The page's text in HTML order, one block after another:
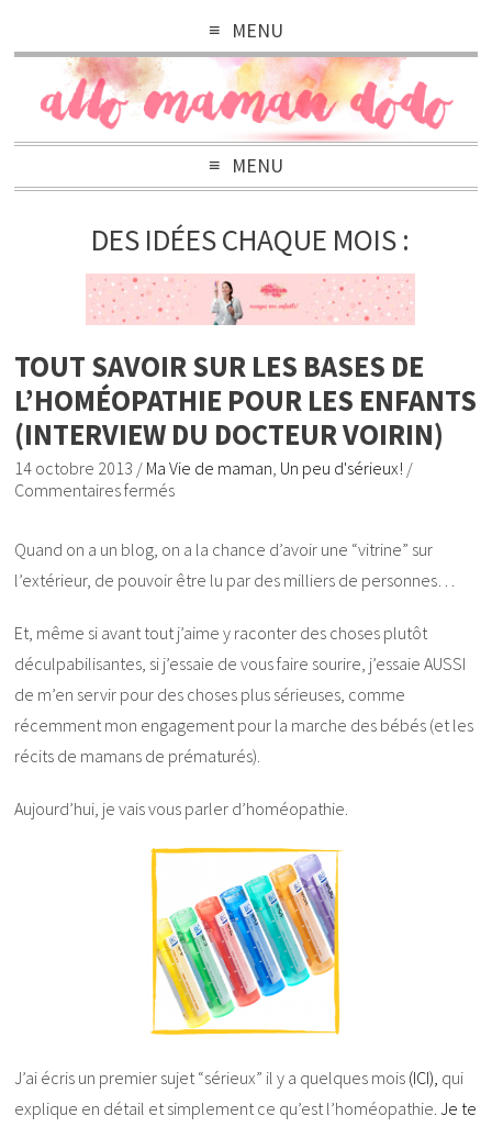
MENU
MENU
DES IDÉES CHAQUE MOIS :
TOUT SAVOIR SUR LES BASES DE
L’HOMÉOPATHIE POUR LES ENFANTS
(INTERVIEW DU DOCTEUR VOIRIN)
14 octobre 2013 / Ma Vie de maman Un peu d'sérieux! /
Commentaires fermés
Quand on a un blog, on a la chance d’avoir une “vitrine” sur
l’extérieur, de pouvoir être lu par des milliers de personnes…
Et, même si avant tout j’aime y raconter des choses plutôt
déculpabilisantes, si j’essaie de vous faire sourire, j’essaie AUSSI
de m’en servir pour des choses plus sérieuses, comme
récemment mon engagement pour la marche des bébés (et les
récits de mamans de prématurés).
Aujourd’hui, je vais vous parler d’homéopathie.
J’ai écris un premier sujet “sérieux” il y a quelques mois (ICI), qui
explique en détail et simplement ce qu’est l’homéopathie. Je te